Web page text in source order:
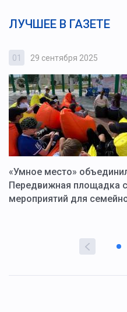
ЛУЧШЕЕ В ГАЗЕТЕ
01 29 сентября 2025
«Умное место»
Передвижная площадка
мероприятий для